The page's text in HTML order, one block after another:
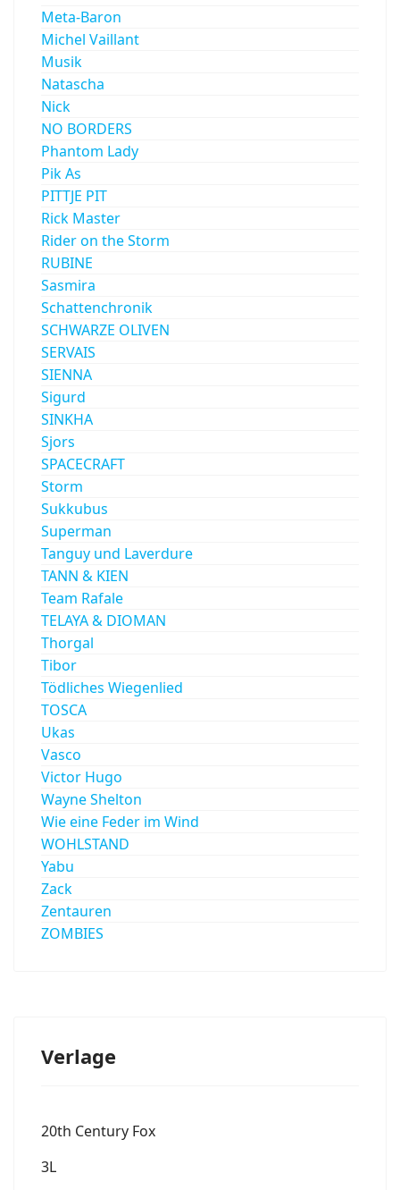
Meta-Baron
Michel Vaillant
Musik
Natascha
Nick
NO BORDERS
Phantom Lady
Pik As
PITTJE PIT
Rick Master
Rider on the Storm
RUBINE
Sasmira
Schattenchronik
SCHWARZE OLIVEN
SERVAIS
SIENNA
Sigurd
SINKHA
Sjors
SPACECRAFT
Storm
Sukkubus
Superman
Tanguy und Laverdure
TANN & KIEN
Team Rafale
TELAYA & DIOMAN
Thorgal
Tibor
Tödliches Wiegenlied
TOSCA
Ukas
Vasco
Victor Hugo
Wayne Shelton
Wie eine Feder im Wind
WOHLSTAND
Yabu
Zack
Zentauren
ZOMBIES
Verlage
20th Century Fox
3L